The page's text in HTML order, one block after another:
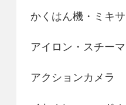
かくはん機・ミキ
アイロン・スチー
アクションカメラ